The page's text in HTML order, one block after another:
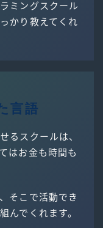
ミングスクール
かり教えてくれ
言語
るスクールは、
はお金も時間も
そこで活動でき
んでくれます。